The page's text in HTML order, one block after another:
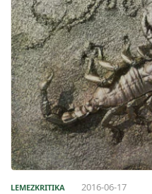
LEMEZKRITIKA 2016-06-17